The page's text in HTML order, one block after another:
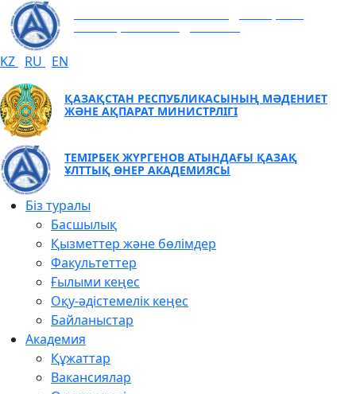
KZ RU EN
ҚАЗАҚСТАН РЕСПУБЛИКАСЫНЫҢ МӘДЕНИЕТ
ЖӘНЕ АҚПАРАТ МИНИСТРЛІГІ
ТЕМІРБЕК ЖҮРГЕНОВ АТЫНДАҒЫ ҚАЗАҚ
ҰЛТТЫҚ ӨНЕР АКАДЕМИЯСЫ
Біз туралы
Басшылық
Қызметтер және бөлімдер
Факультеттер
Ғылыми кеңес
Оқу-әдістемелік кеңес
Байланыстар
Академия
Құжаттар
Вакансиялар